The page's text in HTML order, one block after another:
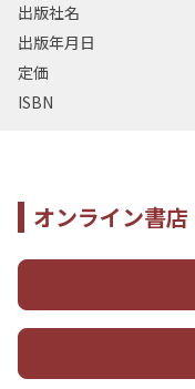
出版社名
出版年月日
定価
ISBN
オンライン書店